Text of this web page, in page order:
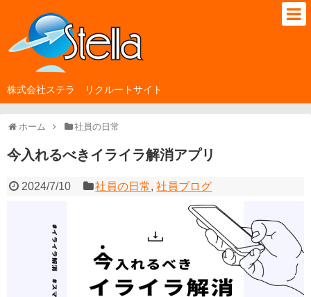
株式会社ステラ リクルートサイト
ホーム 社員の日常
今入れるべきイライラ解消アプリ
2024/7/10 社員の日常,社員ブログ